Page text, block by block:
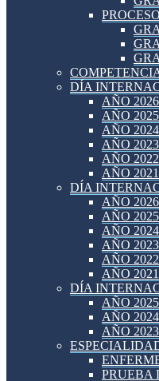
DÍA
AÑO 2026
AÑO 2025
AÑO 2024
AÑO 2023
AÑO 2022
AÑO 2021
DÍA
AÑO 2026
AÑO 2025
AÑO 2024
AÑO 2023
AÑO 2022
AÑO 2021
DÍA
AÑO 2025
AÑO 2024
AÑO 2023
PRUEBA